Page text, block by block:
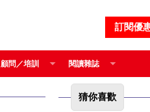
訂閱優
顧問／培訓 閱讀雜誌
猜你喜歡